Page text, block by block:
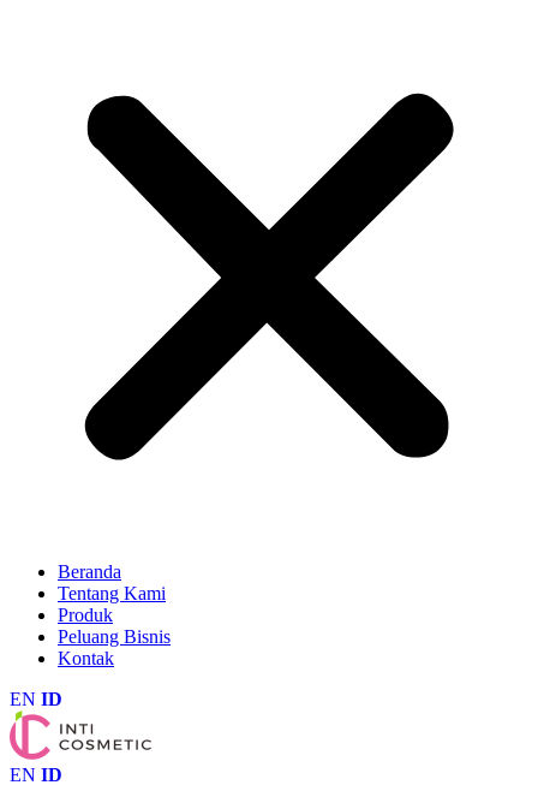
Beranda
Tentang Kami
Produk
Peluang Bisnis
Kontak
EN ID
EN ID